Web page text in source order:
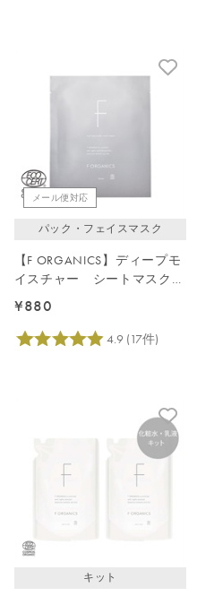
メール便対応
パック・フェイスマスク
【F ORGANICS】ディープモ
イスチャー シートマスク
1枚入
¥880
キット